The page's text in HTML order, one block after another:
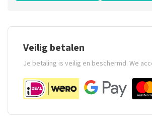
Veilig betalen
Je betaling is veilig en beschermd. We